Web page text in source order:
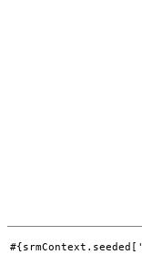
#{srmContext.seeded['